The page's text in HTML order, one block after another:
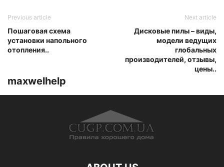
Previous article
Пошаговая схема
установки напольного
отопления..
Next article
Дисковые пилы – виды,
модели ведущих
глобальных
производителей, отзывы,
цены..
maxwelhelp